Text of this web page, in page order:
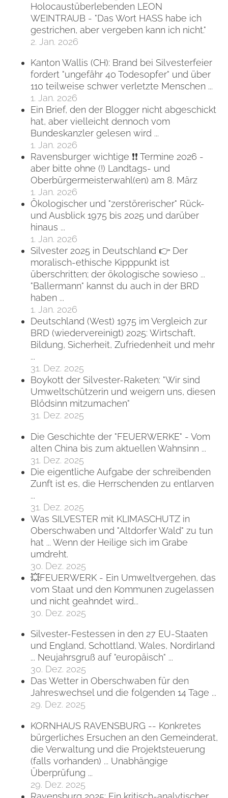
Holocaustüberlebenden LEON
WEINTRAUB - "Das Wort HASS habe ich
gestrichen, aber vergeben kann ich nicht."
2. Jan. 2026
Kanton Wallis (CH): Brand bei Silvesterfeier
fordert "ungefähr 40 Todesopfer" und über
110 teilweise schwer verletzte Menschen ...
1. Jan. 2026
Ein Brief, den der Blogger nicht abgeschickt
hat, aber vielleicht dennoch vom
Bundeskanzler gelesen wird ...
1. Jan. 2026
Ravensburger wichtige ❗❗ Termine 2026 -
aber bitte ohne (!) Landtags- und
Oberbürgermeisterwahl(en) am 8. März
1. Jan. 2026
Ökologischer und "zerstörerischer" Rück-
und Ausblick 1975 bis 2025 und darüber
hinaus ...
1. Jan. 2026
Silvester 2025 in Deutschland 👉 Der
moralisch-ethische Kipppunkt ist
überschritten; der ökologische sowieso ...
"Ballermann" kannst du auch in der BRD
haben ...
1. Jan. 2026
Deutschland (West) 1975 im Vergleich zur
BRD (wiedervereinigt) 2025: Wirtschaft,
Bildung, Sicherheit, Zufriedenheit und mehr
...
31. Dez. 2025
Boykott der Silvester-Raketen: "Wir sind
Umweltschützerin und weigern uns, diesen
Blödsinn mitzumachen"
31. Dez. 2025
Die Geschichte der "FEUERWERKE" - Vom
alten China bis zum aktuellen Wahnsinn ...
31. Dez. 2025
Die eigentliche Aufgabe der schreibenden
Zunft ist es, die Herrschenden zu entlarven
...
31. Dez. 2025
Was SILVESTER mit KLIMASCHUTZ in
Oberschwaben und "Altdorfer Wald" zu tun
hat ... Wenn der Heilige sich im Grabe
umdreht.
30. Dez. 2025
💥FEUERWERK - Ein Umweltvergehen, das
vom Staat und den Kommunen zugelassen
und nicht geahndet wird...
30. Dez. 2025
Silvester-Festessen in den 27 EU-Staaten
und England, Schottland, Wales, Nordirland
... Neujahrsgruß auf "europäisch" ...
30. Dez. 2025
Das Wetter in Oberschwaben für den
Jahreswechsel und die folgenden 14 Tage ...
29. Dez. 2025
KORNHAUS RAVENSBURG -- Konkretes
bürgerliches Ersuchen an den Gemeinderat,
die Verwaltung und die Projektsteuerung
(falls vorhanden) ... Unabhängige
Überprüfung ...
29. Dez. 2025